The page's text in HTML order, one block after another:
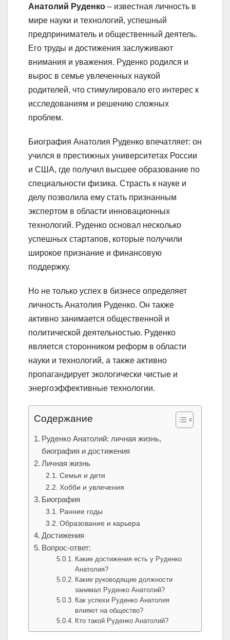
Анатолий Руденко – известная личность в
мире науки и технологий, успешный
предприниматель и общественный деятель.
Его труды и достижения заслуживают
внимания и уважения. Руденко родился и
вырос в семье увлеченных наукой
родителей, что стимулировало его интерес к
исследованиям и решению сложных
проблем.
Биография Анатолия Руденко впечатляет: он
учился в престижных университетах России
и США, где получил высшее образование по
специальности физика. Страсть к науке и
делу позволила ему стать признанным
экспертом в области инновационных
технологий. Руденко основал несколько
успешных стартапов, которые получили
широкое признание и финансовую
поддержку.
Но не только успех в бизнесе определяет
личность Анатолия Руденко. Он также
активно занимается общественной и
политической деятельностью. Руденко
является сторонником реформ в области
науки и технологий, а также активно
пропагандирует экологически чистые и
энергоэффективные технологии.
Содержание
Руденко Анатолий: личная жизнь,
биография и достижения
Личная жизнь
Семья и дети
Хобби и увлечения
Биография
Ранние годы
Образование и карьера
Достижения
Вопрос-ответ:
Какие достижения есть у Руденко
Анатолия?
Какие руководящие должности
занимал Руденко Анатолий?
Как успехи Руденко Анатолия
влияют на общество?
Кто такой Руденко Анатолий?